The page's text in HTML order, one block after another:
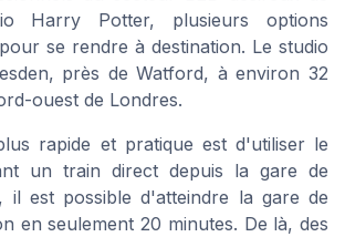
Harry Potter, plusieurs options
se rendre à destination. Le studio
près de Watford, à environ 32
ouest de Londres.
rapide et pratique est d'utiliser le
un train direct depuis la gare de
il est possible d'atteindre la gare de
en seulement 20 minutes. De là, des